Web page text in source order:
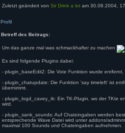
Zuletzt geändert von Sir Drink a lot am 30.08.2004,
Profil
Betreff des Beitrags:
Um das ganze mal was schmackhafter zu machen
Es sind folgende Plugins dabei:
- plugin_baseEdit2: Die Vote Funktion wurde
- plugin_chatupdate: Die Funktion 'say timeleft' ist
übernimmt.
- plugin_logd_cavey_tk: Ein TK-Plugin, wo der TKte
wird.
- plugin_sank_sounds: Auf Chateingaben werden
entsprechende Wave Datei wird unter addons/
maximal 100 Sounds und Chateingaben aufnehmen.